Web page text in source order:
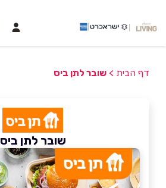
דף הבית > שובר לתן ביס
שובר לתן ביס